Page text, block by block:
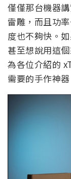
僅僅那台機器
雷雕，而且功
度也不夠快。
甚至想說用這
為各位介紹的
需要的手作神器